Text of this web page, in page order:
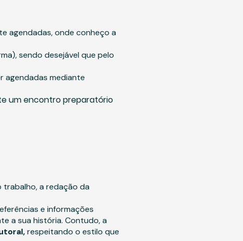
agendadas, onde conheço a
sendo desejável que pelo
agendadas mediante
um encontro preparatório
a redação da
e informações
a sua história. Contudo, a
respeitando o estilo que